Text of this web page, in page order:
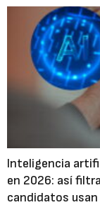
Inteligencia
en 2026: así
candidatos usan